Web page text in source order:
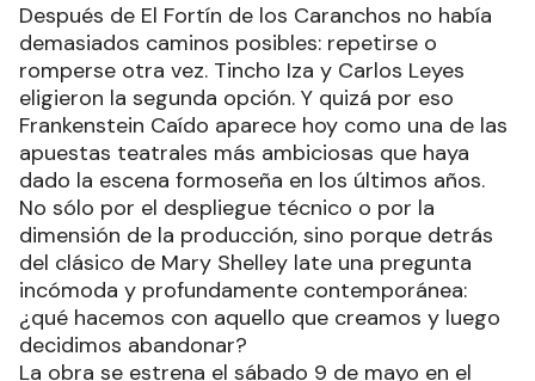
Después de El Fortín de los Caranchos no había
demasiados caminos posibles: repetirse o
romperse otra vez. Tincho Iza y Carlos Leyes
eligieron la segunda opción. Y quizá por eso
Frankenstein Caído aparece hoy como una de las
apuestas teatrales más ambiciosas que haya
dado la escena formoseña en los últimos años.
No sólo por el despliegue técnico o por la
dimensión de la producción, sino porque detrás
del clásico de Mary Shelley late una pregunta
incómoda y profundamente contemporánea:
¿qué hacemos con aquello que creamos y luego
decidimos abandonar?
La obra se estrena el sábado 9 de mayo en el